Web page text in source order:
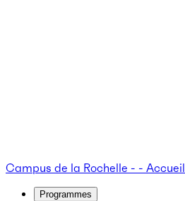
Campus de la Rochelle - - Accueil
Programmes